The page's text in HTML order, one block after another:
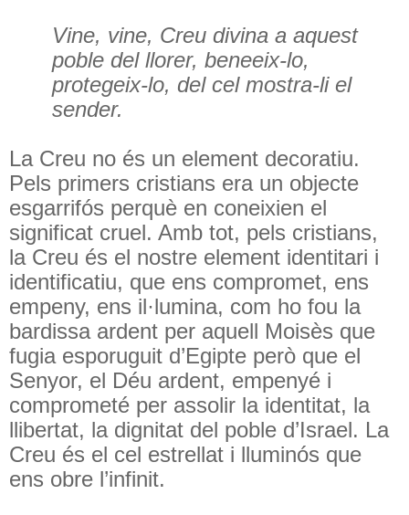
Vine, vine, Creu divina a aquest
poble del llorer, beneeix-lo,
protegeix-lo, del cel mostra-li el
sender.
La Creu no és un element decoratiu.
Pels primers cristians era un objecte
esgarrifós perquè en coneixien el
significat cruel. Amb tot, pels cristians,
la Creu és el nostre element identitari i
identificatiu, que ens compromet, ens
empeny, ens il·lumina, com ho fou la
bardissa ardent per aquell Moisès que
fugia esporuguit d’Egipte però que el
Senyor, el Déu ardent, empenyé i
comprometé per assolir la identitat, la
llibertat, la dignitat del poble d’Israel. La
Creu és el cel estrellat i lluminós que
ens obre l’infinit.